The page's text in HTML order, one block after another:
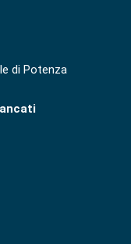
di Potenza